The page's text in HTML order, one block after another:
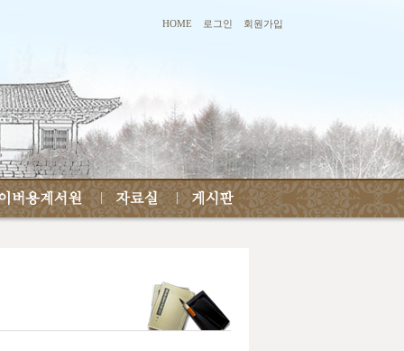
HOME 로그인 회원가입